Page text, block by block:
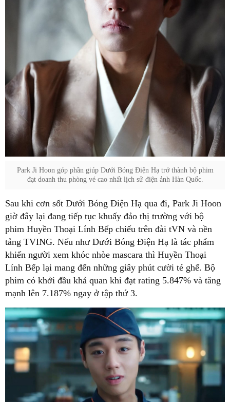
Park Ji Hoon góp phần giúp Dưới Bóng Điện Hạ trở thành bộ phim
đạt doanh thu phòng vé cao nhất lịch sử điện ảnh Hàn Quốc.
Sau khi cơn sốt Dưới Bóng Điện Hạ qua đi, Park Ji Hoon
giờ đây lại đang tiếp tục khuấy đảo thị trường với bộ
phim Huyền Thoại Lính Bếp chiếu trên đài tVN và nền
tảng TVING. Nếu như Dưới Bóng Điện Hạ là tác phẩm
khiến người xem khóc nhòe mascara thì Huyền Thoại
Lính Bếp lại mang đến những giây phút cười té ghế. Bộ
phim có khởi đầu khả quan khi đạt rating 5.847% và tăng
mạnh lên 7.187% ngay ở tập thứ 3.